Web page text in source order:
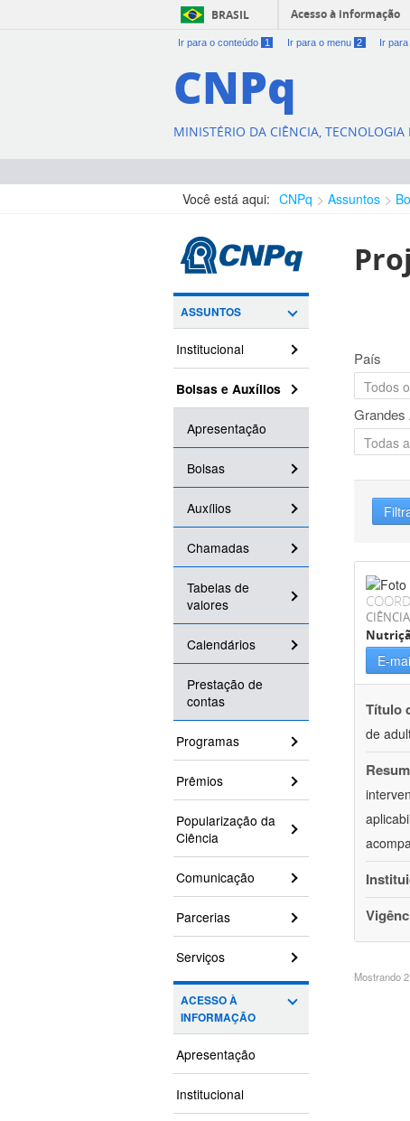
BRASIL Acesso à informação
Ir para o conteúdo 1 Ir para o menu 2 Ir
CNPq
MINISTÉRIO DA CIÊNCIA, TECNOLOGIA
Você está aqui: CNPq Assuntos
ASSUNTOS
Institucional
Bolsas e Auxílios
Apresentação
Bolsas
Auxílios
Chamadas
Tabelas de
valores
Calendários
Prestação de
contas
Programas
Prêmios
Popularização da
Ciência
Comunicação
Parcerias
Serviços
ACESSO À
INFORMAÇÃO
Apresentação
Institucional
País
Grandes
E-
Título
de
Mostrando